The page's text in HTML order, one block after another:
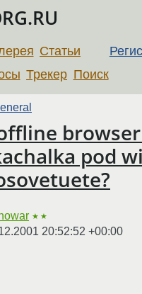
Статьи
Трекер Поиск
pod
★★
20:52:52 +00:00